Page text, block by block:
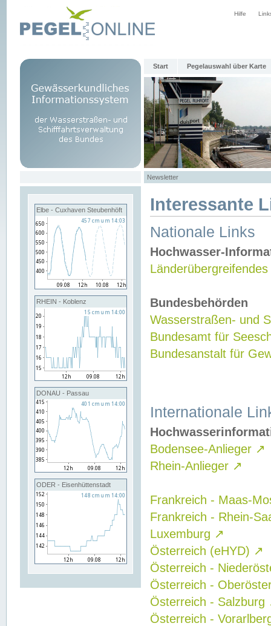
Hilfe
Start Pegelauswahl über Karte
Newsletter
Elbe - Cuxhaven Steubenhöft
RHEIN - Koblenz
DONAU - Passau
ODER - Eisenhüttenstadt
Interessante
Nationale Links
Hochwasser-
Bundesbehörden
Wasserstraßen- und
Bundesamt für
Bundesanstalt für
Internationale
Bodensee-Anlieger ↗
Rhein-Anlieger ↗
Frankreich - Maas-
Frankreich - Rhein-
Luxemburg ↗
Österreich (eHYD) ↗
Österreich -
Österreich -
Österreich - Salzburg
Österreich -